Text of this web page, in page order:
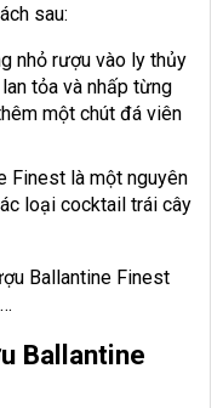
sau:
nhỏ rượu vào ly thủy
tỏa và nhấp từng
một chút đá viên
Finest là một nguyên
loại cocktail trái cây
Ballantine Finest
Ballantine